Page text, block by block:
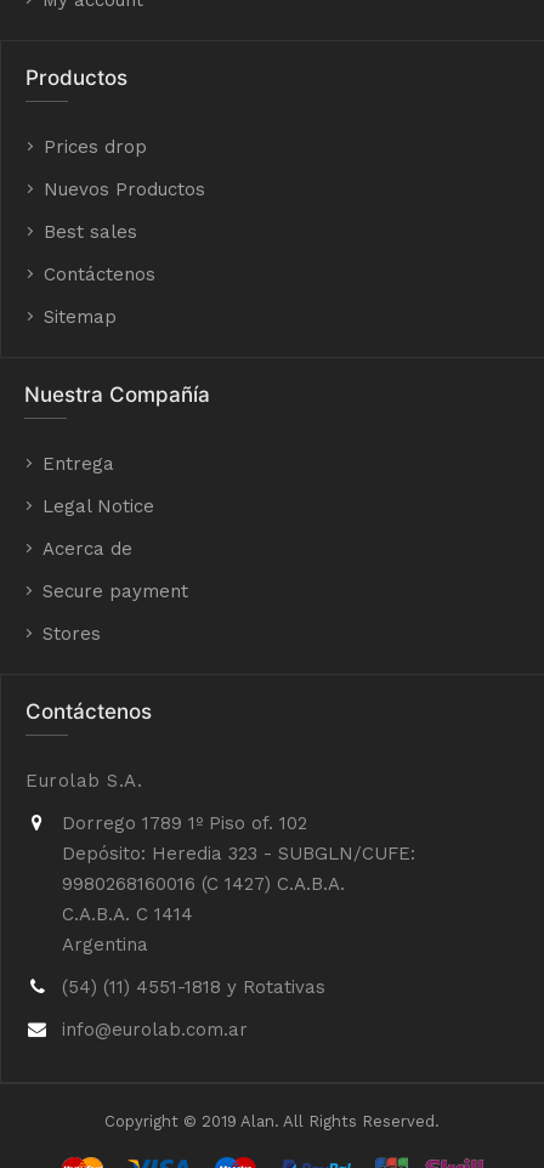
Productos
Prices drop
Nuevos Productos
Best sales
Contáctenos
Sitemap
Nuestra Compañía
Entrega
Legal Notice
Acerca de
Secure payment
Stores
Contáctenos
Eurolab S.A.
Dorrego 1789 1º Piso of. 102
Depósito: Heredia 323 - SUBGLN/CUFE:
9980268160016 (C 1427) C.A.B.A.
C.A.B.A. C 1414
Argentina
(54) (11) 4551-1818 y Rotativas
info@eurolab.com.ar
Copyright © 2019 Alan. All Rights Reserved.